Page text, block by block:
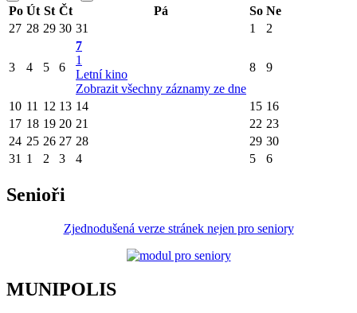
Po Út St Čt Pá So Ne
27 28 29 30 31 1 2
3 4 5 6
7
1
Letní kino
Zobrazit všechny záznamy ze dne
8 9
10 11 12 13 14 15 16
17 18 19 20 21 22 23
24 25 26 27 28 29 30
31 1 2 3 4 5 6
Senioři
Zjednodušená verze stránek nejen pro seniory
MUNIPOLIS